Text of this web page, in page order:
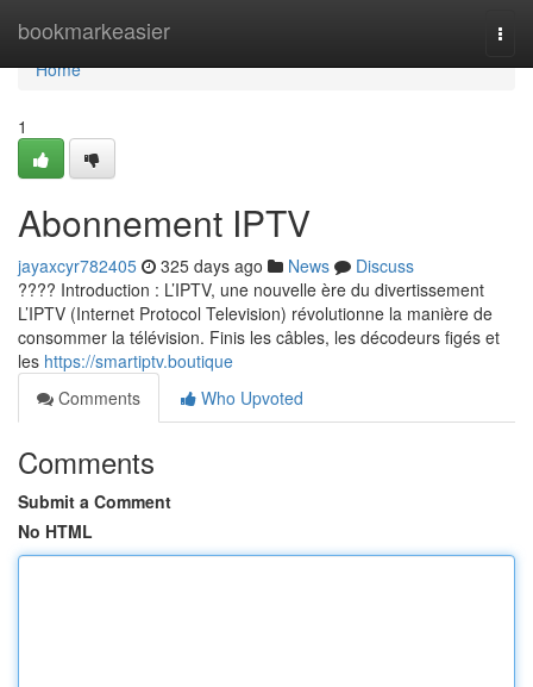
bookmarkeasier
Home
Home
1
Abonnement IPTV
jayaxcyr782405 325 days ago News
Discuss
???? Introduction : L’IPTV, une nouvelle ère du divertissement
L’IPTV (Internet Protocol Television) révolutionne la manière de
consommer la télévision. Finis les câbles, les décodeurs figés et
les https://smartiptv.boutique
Comments
Who Upvoted
Comments
Submit a Comment
No HTML